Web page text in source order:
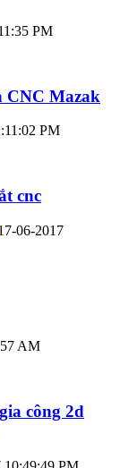
PM
CNC Mazak
PM
cnc
06-2017
AM
công 2d